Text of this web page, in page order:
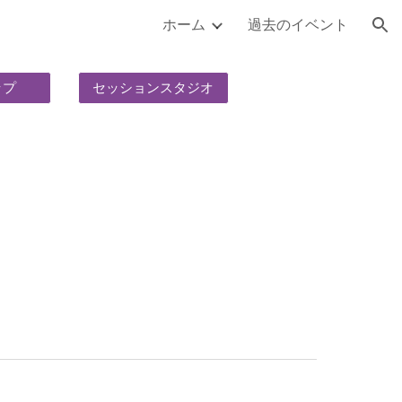
ホーム 過去のイベント
プ セッションスタジオ